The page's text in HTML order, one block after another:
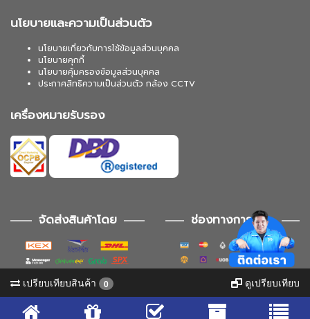
นโยบายและความเป็นส่วนตัว
นโยบายเกี่ยวกับการใช้ข้อมูลส่วนบุคคล
นโยบายคุกกี้
นโยบายคุ้มครองข้อมูลส่วนบุคคล
ประกาศสิทธิความเป็นส่วนตัว กล้อง CCTV
เครื่องหมายรับรอง
จัดส่งสินค้าโดย ช่องทางการชำระ
ช่องทางการติดตาม
เปรียบเทียบสินค้า 0 ดูเปรียบเทียบ